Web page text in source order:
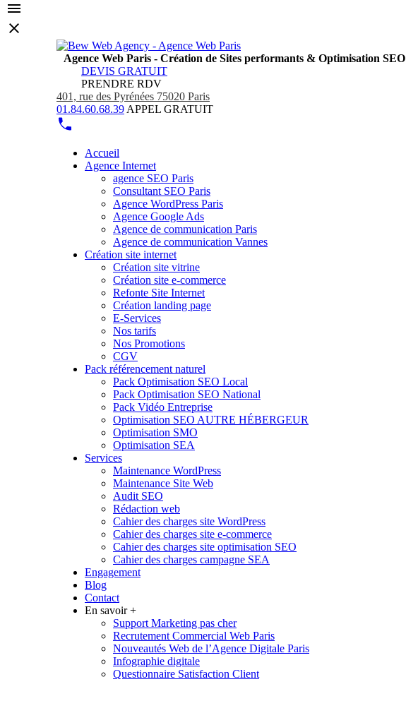
Agence Web Paris - Création de Sites performants & Optimisation SEO
DEVIS GRATUIT
PRENDRE RDV
401, rue des Pyrénées 75020 Paris
01.84.60.68.39 APPEL GRATUIT
Accueil
Agence Internet
agence SEO Paris
Consultant SEO Paris
Agence WordPress Paris
Agence Google Ads
Agence de communication Paris
Agence de communication Vannes
Création site internet
Création site vitrine
Création site e-commerce
Refonte Site Internet
Création landing page
E-Services
Nos tarifs
Nos Promotions
CGV
Pack référencement naturel
Pack Optimisation SEO Local
Pack Optimisation SEO National
Pack Vidéo Entreprise
Optimisation SEO AUTRE HÉBERGEUR
Optimisation SMO
Optimisation SEA
Services
Maintenance WordPress
Maintenance Site Web
Audit SEO
Rédaction web
Cahier des charges site WordPress
Cahier des charges site e-commerce
Cahier des charges site optimisation SEO
Cahier des charges campagne SEA
Engagement
Blog
Contact
En savoir +
Support Marketing pas cher
Recrutement Commercial Web Paris
Nouveautés Web de l’Agence Digitale Paris
Infographie digitale
Questionnaire Satisfaction Client